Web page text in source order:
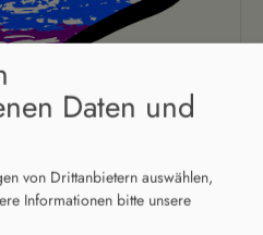
Daten und
von Drittanbietern auswählen,
Informationen bitte unsere